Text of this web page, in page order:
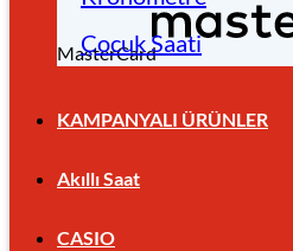
MasterCard
Çocuk Saati
KAMPANYALI ÜRÜNLER
Akıllı Saat
CASIO